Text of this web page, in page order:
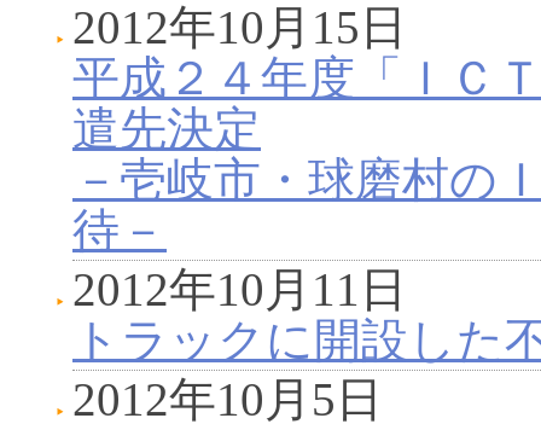
2012年10月15日
平成２４年度「ＩＣ
遣先決定
－壱岐市・球磨村の
待－
2012年10月11日
トラックに開設した
2012年10月5日